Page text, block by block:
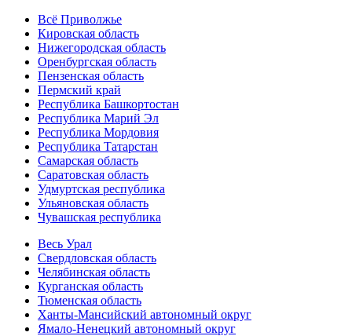
Всё Приволжье
Кировская область
Нижегородская область
Оренбургская область
Пензенская область
Пермский край
Республика Башкортостан
Республика Марий Эл
Республика Мордовия
Республика Татарстан
Самарская область
Саратовская область
Удмуртская республика
Ульяновская область
Чувашская республика
Весь Урал
Свердловская область
Челябинская область
Курганская область
Тюменская область
Ханты-Мансийский автономный округ
Ямало-Ненецкий автономный округ